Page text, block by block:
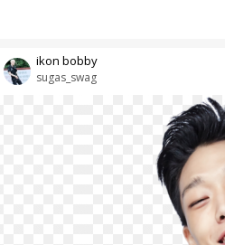
sugas_swag
ikon bobby